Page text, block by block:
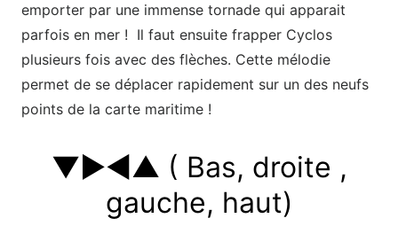
emporter par une immense tornade qui apparait
parfois en mer ! Il faut ensuite frapper Cyclos
plusieurs fois avec des flèches. Cette mélodie
permet de se déplacer rapidement sur un des neufs
points de la carte maritime !
▼►◄▲ ( Bas, droite ,
gauche, haut)